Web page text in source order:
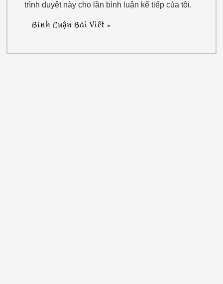
trình duyệt này cho lần bình luận kế tiếp của tôi.